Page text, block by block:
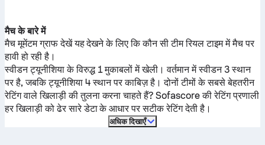
मैच के बारे में
मैच मूमेंटम ग्राफ देखें यह देखने के लिए कि कौन सी टीम रियल टाइम में मैच पर
हावी हो रही है।
स्वीडन ट्यूनीशियाके विरुद्ध 1 मुकाबलों में खेली। वर्तमान मेंस्वीडन3 स्थान
पर है, जबकिट्यूनीशिया4 स्थान पर काबिज़ है। दोनों टीमों के सबसे बेहतरीन
रेटिंग वाले खिलाड़ी की तुलना करना चाहते हैं? Sofascore की रेटिंग प्रणाली
हर खिलाड़ी को ढेर सारे डेटा के आधार पर सटीक रेटिंग देती है।
अधिक दिखाएँ